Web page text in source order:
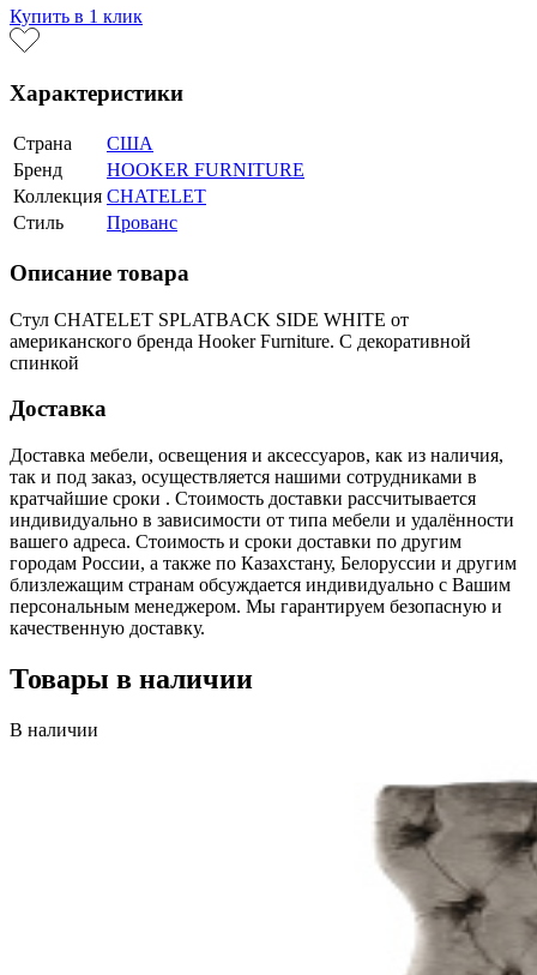
Купить в 1 клик
Характеристики
Страна
США
Бренд
HOOKER FURNITURE
Коллекция CHATELET
Стиль
Прованс
Описание товара
Стул CHATELET SPLATBACK SIDE WHITE от
американского бренда Hooker Furniture. С декоративной
спинкой
Доставка
Доставка мебели, освещения и аксессуаров, как из наличия,
так и под заказ, осуществляется нашими сотрудниками в
кратчайшие сроки . Стоимость доставки рассчитывается
индивидуально в зависимости от типа мебели и удалённости
вашего адреса. Стоимость и сроки доставки по другим
городам России, а также по Казахстану, Белоруссии и другим
близлежащим странам обсуждается индивидуально с Вашим
персональным менеджером. Мы гарантируем безопасную и
качественную доставку.
Товары в наличии
В наличии